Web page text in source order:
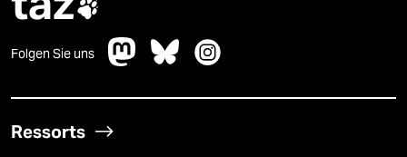

Folgen Sie uns
Ressorts